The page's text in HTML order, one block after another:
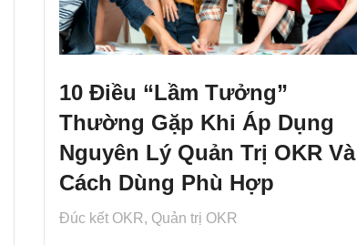
10 Điều “Lầm Tưởng”
Thường Gặp Khi Áp Dụng
Nguyên Lý Quản Trị OKR Và
Cách Dùng Phù Hợp
Đúc kết OKR, Quản trị OKR